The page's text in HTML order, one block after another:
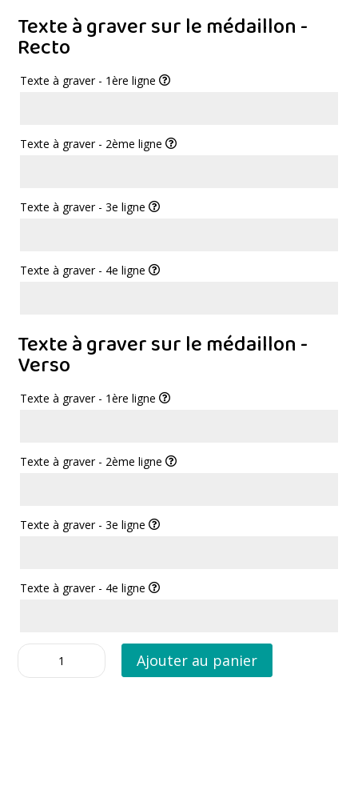
Texte à graver sur le médaillon -
Recto
Texte à graver - 1ère ligne
Texte à graver - 2ème ligne
Texte à graver - 3e ligne
Texte à graver - 4e ligne
Texte à graver sur le médaillon -
Verso
Texte à graver - 1ère ligne
Texte à graver - 2ème ligne
Texte à graver - 3e ligne
Texte à graver - 4e ligne
quantité
de
Ajouter au panier